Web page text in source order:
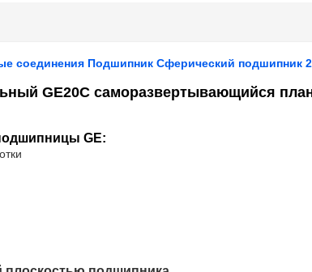
соединения Подшипник Сферический подшипник
GE20C саморазвертывающийся
GE: